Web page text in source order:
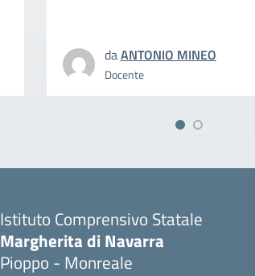
daANTONIO MINEO
Docente
Istituto Comprensivo Statale
Margherita di Navarra
Pioppo - Monreale